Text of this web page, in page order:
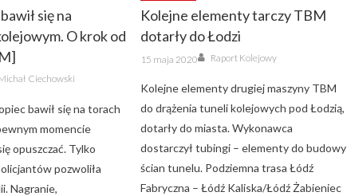
się na
O krok od
Ciechowski
bawił się na torach
momencie
opuszczać. Tylko
pozwoliła
Nagranie,
Kolejne elementy tarczy TBM
dotarły do Łodzi
Posted
on
15 maja 2020 Author
Raport Kolejowy
Kolejne elementy drugiej maszyny TBM
do drążenia tuneli kolejowych pod Łodzią,
dotarły do miasta. Wykonawca
dostarczył tubingi – elementy do budowy
ścian tunelu. Podziemna trasa Łódź
Fabryczna – Łódź Kaliska/Łódź Żabieniec